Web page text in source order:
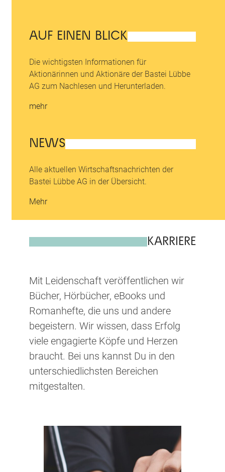
AUF EINEN BLICK
Die wichtigsten Informationen für
Aktionärinnen und Aktionäre der Bastei Lübbe
AG zum Nachlesen und Herunterladen.
mehr
NEWS
Alle aktuellen Wirtschaftsnachrichten der
Bastei Lübbe AG in der Übersicht.
Mehr
KARRIERE
Mit Leidenschaft veröffentlichen wir
Bücher, Hörbücher, eBooks und
Romanhefte, die uns und andere
begeistern. Wir wissen, dass Erfolg
viele engagierte Köpfe und Herzen
braucht. Bei uns kannst Du in den
unterschiedlichsten Bereichen
mitgestalten.